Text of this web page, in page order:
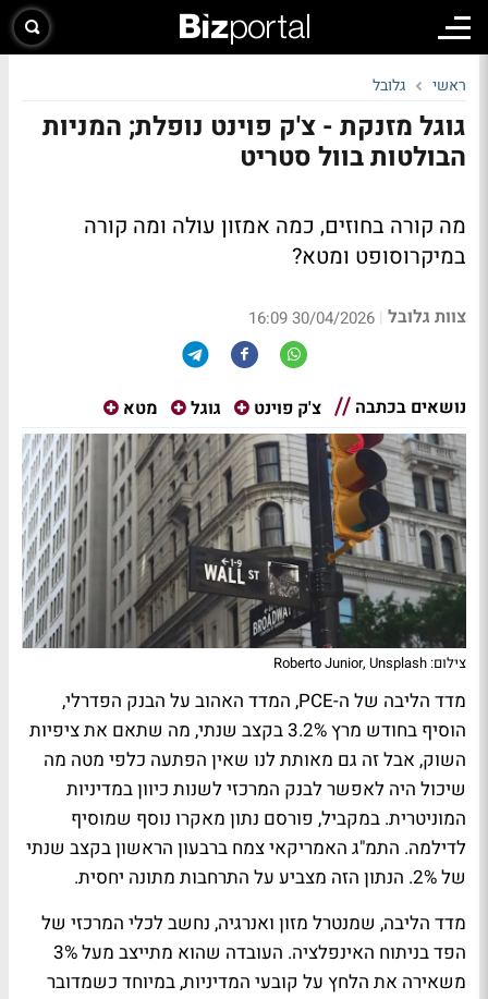
ראשי גלובל
גוגל מזנקת - צ'ק פוינט נופלת; המניות
הבולטות בוול סטריט
מה קורה בחוזים, כמה אמזון עולה ומה קורה
במיקרוסופט ומטא?
צוות גלובל |
30/04/2026 16:09
נושאים בכתבה צ'ק פוינט גוגל מטא
צילום: Roberto Junior, Unsplash
מדד הליבה של ה-PCE, המדד האהוב על הבנק הפדרלי,
הוסיף בחודש מרץ 3.2% בקצב שנתי, מה שתאם את ציפיות
השוק, אבל זה גם מאותת לנו שאין הפתעה כלפי מטה מה
שיכול היה לאפשר לבנק המרכזי לשנות כיוון במדיניות
המוניטרית. במקביל, פורסם נתון מאקרו נוסף שמוסיף
לדילמה. התמ"ג האמריקאי צמח ברבעון הראשון בקצב שנתי
של 2%. הנתון הזה מצביע על התרחבות מתונה יחסית.
מדד הליבה, שמנטרל מזון ואנרגיה, נחשב לכלי המרכזי של
הפד בניתוח האינפלציה. העובדה שהוא מתייצב מעל 3%
משאירה את הלחץ על קובעי המדיניות, במיוחד כשמדובר